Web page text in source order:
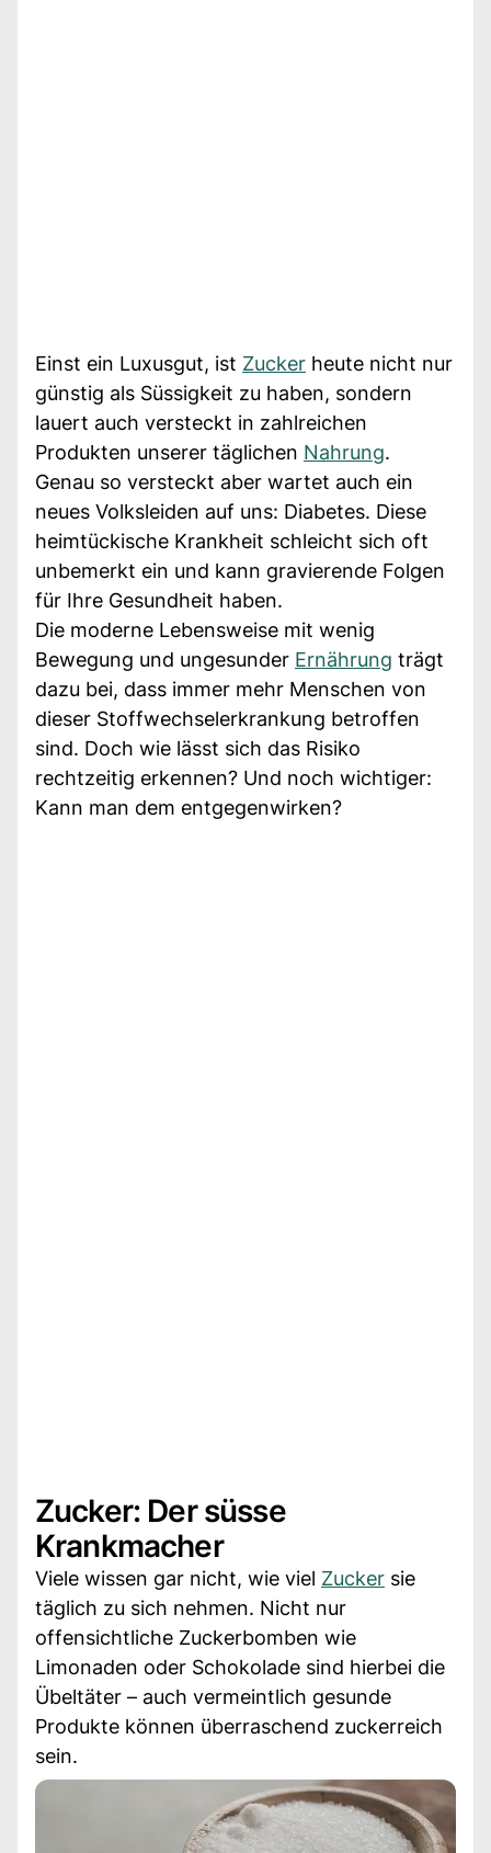
Einst ein Luxusgut, ist Zucker heute nicht nur
günstig als Süssigkeit zu haben, sondern
lauert auch versteckt in zahlreichen
Produkten unserer täglichen Nahrung.
Genau so versteckt aber wartet auch ein
neues Volksleiden auf uns: Diabetes. Diese
heimtückische Krankheit schleicht sich oft
unbemerkt ein und kann gravierende Folgen
für Ihre Gesundheit haben.
Die moderne Lebensweise mit wenig
Bewegung und ungesunder Ernährung trägt
dazu bei, dass immer mehr Menschen von
dieser Stoffwechselerkrankung betroffen
sind. Doch wie lässt sich das Risiko
rechtzeitig erkennen? Und noch wichtiger:
Kann man dem entgegenwirken?
Zucker: Der süsse
Krankmacher
Viele wissen gar nicht, wie viel Zucker sie
täglich zu sich nehmen. Nicht nur
offensichtliche Zuckerbomben wie
Limonaden oder Schokolade sind hierbei die
Übeltäter – auch vermeintlich gesunde
Produkte können überraschend zuckerreich
sein.